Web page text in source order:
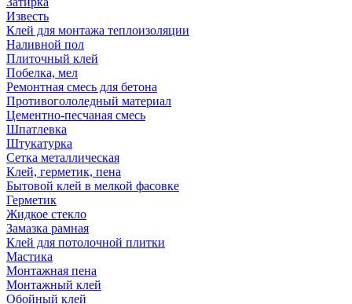
Известь
Клей для монтажа теплоизоляции
Наливной пол
Плиточный клей
Побелка, мел
Ремонтная смесь для бетона
Противогололедный материал
Цементно-песчаная смесь
Шпатлевка
Штукатурка
Сетка металлическая
Клей, герметик, пена
Бытовой клей в мелкой фасовке
Герметик
Жидкое стекло
Замазка рамная
Клей для потолочной плитки
Мастика
Монтажная пена
Монтажный клей
Обойный клей